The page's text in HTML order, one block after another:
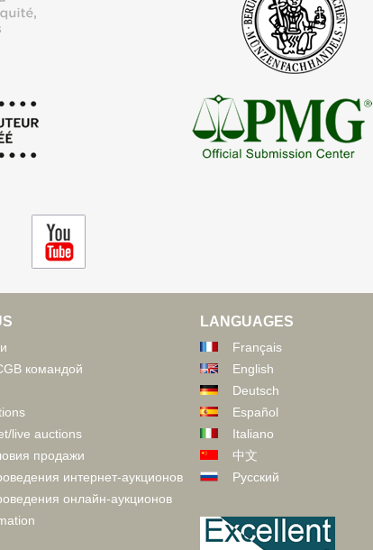
командой
live auctions
продажи
интернет-аукционов
онлайн-аукционов
LANGUAGES
Français
English
Deutsch
Español
Italiano
中文
Русский